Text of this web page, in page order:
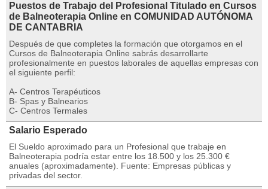
Puestos de Trabajo del Profesional Titulado en Cursos
de Balneoterapia Online en COMUNIDAD AUTÓNOMA
DE CANTABRIA
Después de que completes la formación que otorgamos en el
Cursos de Balneoterapia Online sabrás desarrollarte
profesionalmente en puestos laborales de aquellas empresas con
el siguiente perfil:
A- Centros Terapéuticos
B- Spas y Balnearios
C- Centros Termales
Salario Esperado
El Sueldo aproximado para un Profesional que trabaje en
Balneoterapia podría estar entre los 18.500 y los 25.300 €
anuales (aproximadamente). Fuente: Empresas públicas y
privadas del sector.